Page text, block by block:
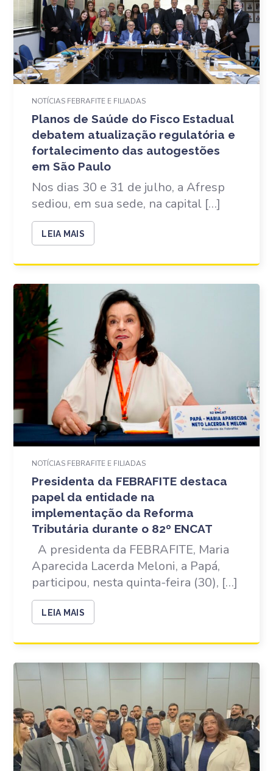
NOTÍCIAS FEBRAFITE E FILIADAS
Planos de Saúde do Fisco Estadual
debatem atualização regulatória e
fortalecimento das autogestões
em São Paulo
Nos dias 30 e 31 de julho, a Afresp
sediou, em sua sede, na capital […]
LEIA MAIS
NOTÍCIAS FEBRAFITE E FILIADAS
Presidenta da FEBRAFITE destaca
papel da entidade na
implementação da Reforma
Tributária durante o 82º ENCAT
A presidenta da FEBRAFITE, Maria
Aparecida Lacerda Meloni, a Papá,
participou, nesta quinta-feira (30), […]
LEIA MAIS